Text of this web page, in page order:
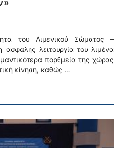
του Λιμενικού Σώματος –
ασφαλής λειτουργία του λιμένα
πορθμεία της χώρας
κίνηση, καθώς …